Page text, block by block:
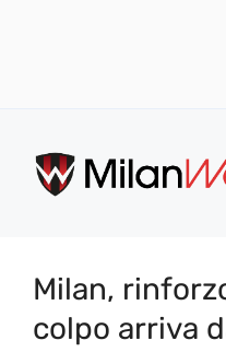
contenuto
Milan,
colpo arriva